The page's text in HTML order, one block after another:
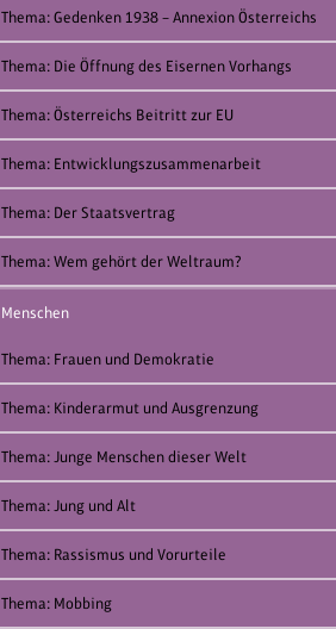
Thema: Gedenken 1938 – Annexion Österreichs
Thema: Die Öffnung des Eisernen Vorhangs
Thema: Österreichs Beitritt zur EU
Thema: Entwicklungszusammenarbeit
Thema: Der Staatsvertrag
Thema: Wem gehört der Weltraum?
Menschen
Thema: Frauen und Demokratie
Thema: Kinderarmut und Ausgrenzung
Thema: Junge Menschen dieser Welt
Thema: Jung und Alt
Thema: Rassismus und Vorurteile
Thema: Mobbing